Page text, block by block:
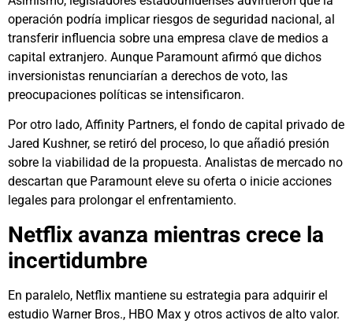
operación podría implicar riesgos de seguridad nacional, al
transferir influencia sobre una empresa clave de medios a
capital extranjero. Aunque Paramount afirmó que dichos
inversionistas renunciarían a derechos de voto, las
preocupaciones políticas se intensificaron.
Por otro lado, Affinity Partners, el fondo de capital privado de
Jared Kushner, se retiró del proceso, lo que añadió presión
sobre la viabilidad de la propuesta. Analistas de mercado no
descartan que Paramount eleve su oferta o inicie acciones
legales para prolongar el enfrentamiento.
Netflix avanza mientras crece la
incertidumbre
En paralelo, Netflix mantiene su estrategia para adquirir el
estudio Warner Bros., HBO Max y otros activos de alto valor.